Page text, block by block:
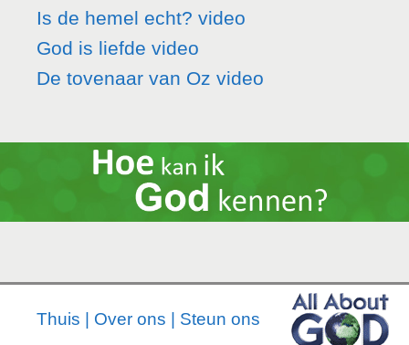
Is de hemel echt? video
God is liefde video
De tovenaar van Oz video
Thuis Over ons
Steun ons